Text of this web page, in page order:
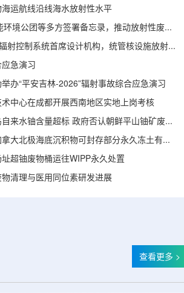
运航线沿线海水放射性水平
Clobot 携手韩国原子能环境公团等多方签署备忘录，推动放射性废物安全管理多机型机器人示范
Rosatom选定SNIIP为辐射控制系统首席设计机构，统管核设施放射仪表标准化与进口替代保障
急演习
办“平安吉林-2026”辐射事故综合应急演习
中心在成都开展西南地区实地上岗考核
韩国仁川强化郡西检岛自来水铀含量超标 政府否认朝鲜平山铀矿废水影响
碳同位素分析揭示：加拿大北极海底沉积物可封存部分永久冻土有机碳
超铀废物桶运往WIPP永久处置
清理与医用同位素研发进展
查看更多 >